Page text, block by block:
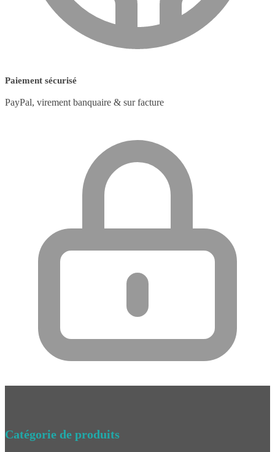
Paiement sécurisé
PayPal, virement banquaire & sur facture
Catégorie de produits